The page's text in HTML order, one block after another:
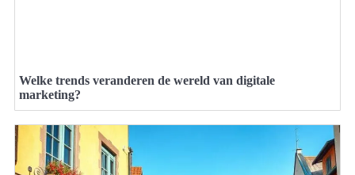
Welke trends veranderen de wereld van digitale
marketing?